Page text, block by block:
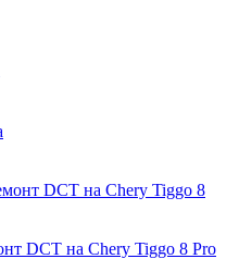
DCT на Chery Tiggo 8 Pro